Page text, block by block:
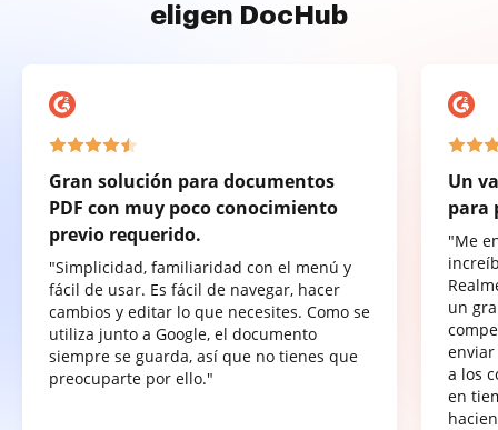
eligen DocHub
Gran solución para documentos
PDF con muy poco conocimiento
previo requerido.
"Simplicidad, familiaridad con el menú y
fácil de usar. Es fácil de navegar, hacer
cambios y editar lo que necesites. Como se
utiliza junto a Google, el documento
siempre se guarda, así que no tienes que
preocuparte por ello."
Un
para
"Me
un
a los
en